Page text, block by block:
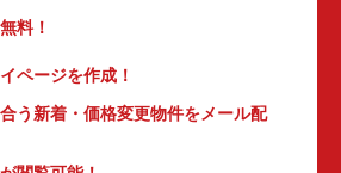
料！
ページを作成！
う新着・価格変更物件をメール配